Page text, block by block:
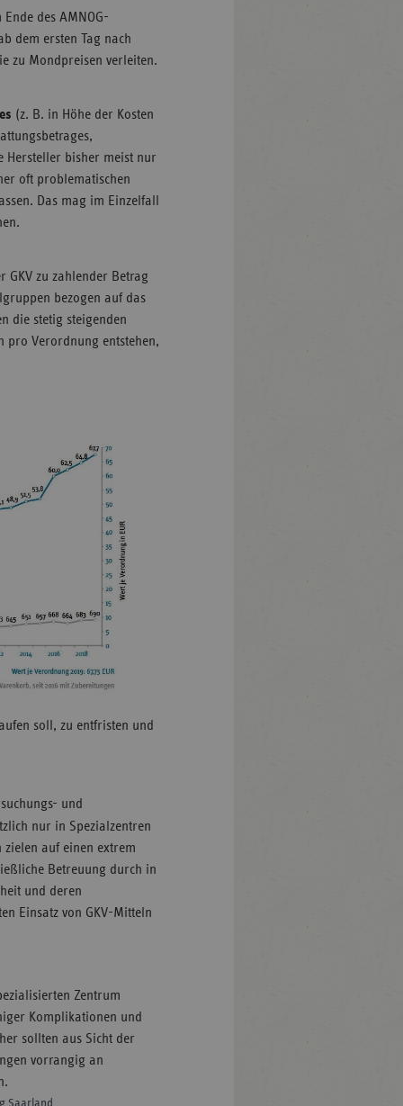
des AMNOG-
dem ersten Tag nach
zu Mondpreisen verleiten.
(z. B. in Höhe der Kosten
Hersteller bisher meist nur
oft problematischen
Das mag im Einzelfall
GKV zu zahlender Betrag
bezogen auf das
die stetig steigenden
pro Verordnung entstehen,
soll, zu entfristen und
und
nur in Spezialzentren
auf einen extrem
Betreuung durch in
und deren
Einsatz von GKV-Mitteln
Zentrum
Komplikationen und
sollten aus Sicht der
vorrangig an
Saarland